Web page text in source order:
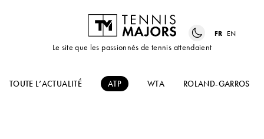
Le site que les passionnés de tennis attendaient
FR EN
TOUTE L’ACTUALITÉ ATP WTA ROLAND-GARROS